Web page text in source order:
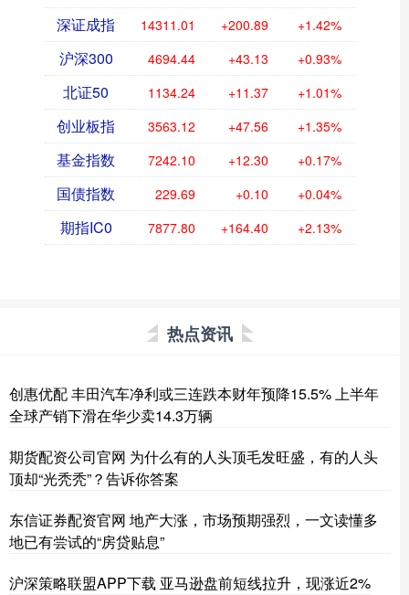
深证成指 14311.01 +200.89 +1.42%
沪深300 4694.44 +43.13 +0.93%
北证50 1134.24 +11.37 +1.01%
创业板指 3563.12 +47.56 +1.35%
基金指数 7242.10 +12.30 +0.17%
国债指数 229.69 +0.10 +0.04%
期指IC0 7877.80 +164.40 +2.13%
热点资讯
创惠优配 丰田汽车净利或三连跌本财年预降15.5% 上半年
全球产销下滑在华少卖14.3万辆
期货配资公司官网 为什么有的人头顶毛发旺盛，有的人头
顶却“光秃秃”？告诉你答案
东信证券配资官网 地产大涨，市场预期强烈，一文读懂多
地已有尝试的“房贷贴息”
沪深策略联盟APP下载 亚马逊盘前短线拉升，现涨近2%